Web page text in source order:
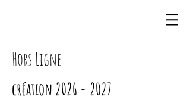
Hors Ligne
création 2026 - 2027